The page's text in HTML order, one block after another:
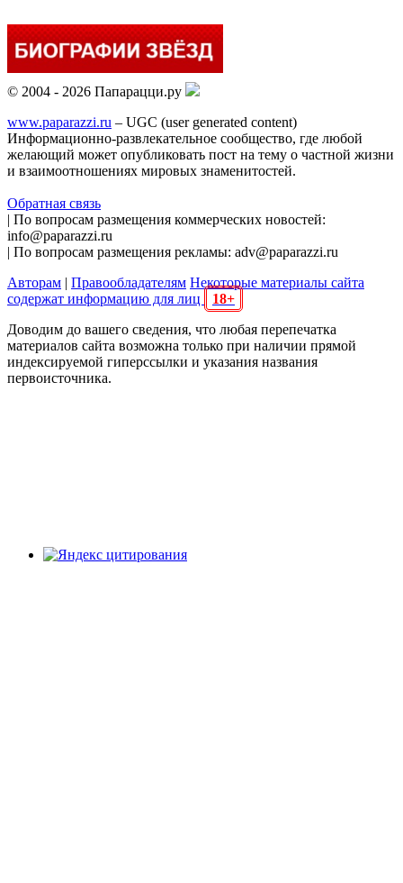
© 2004 - 2026 Папарацци.ру
www.paparazzi.ru – UGC (user generated content)
Информационно-развлекательное сообщество, где любой
желающий может опубликовать пост на тему о частной жизни
и взаимоотношениях мировых знаменитостей.
Обратная связь
| По вопросам размещения коммерческих новостей:
info@paparazzi.ru
| По вопросам размещения рекламы: adv@paparazzi.ru
Авторам | Правообладателям Некоторые материалы сайта
содержат информацию для лиц
18+
Доводим до вашего сведения, что любая перепечатка
материалов сайта возможна только при наличии прямой
индексируемой гиперссылки и указания названия
первоисточника.